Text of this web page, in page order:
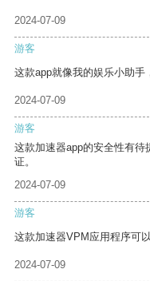
2024-07-09
游客
这款app就像我的娱乐小助手
2024-07-09
游客
这款加速器app的安全性有
证。
2024-07-09
游客
这款加速器VPM应用程序可
2024-07-09